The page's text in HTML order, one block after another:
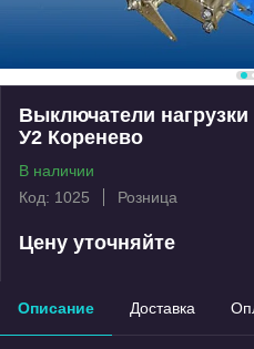
Выключатели
У2 Коренево
В наличии
Код: 1025
Розница
Цену уточняйте
Описание Доставка